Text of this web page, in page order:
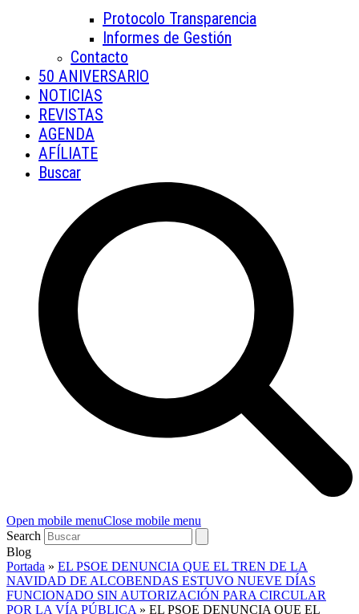
Protocolo Transparencia
Informes de Gestión
Contacto
50 ANIVERSARIO
NOTICIAS
REVISTAS
AGENDA
AFÍLIATE
Buscar
Open mobile menuClose mobile menu
Search
Blog
Portada » EL PSOE DENUNCIA QUE EL TREN DE LA
NAVIDAD DE ALCOBENDAS ESTUVO NUEVE DÍAS
FUNCIONADO SIN AUTORIZACIÓN PARA CIRCULAR
POR LA VÍA PÚBLICA» EL PSOE DENUNCIA QUE EL